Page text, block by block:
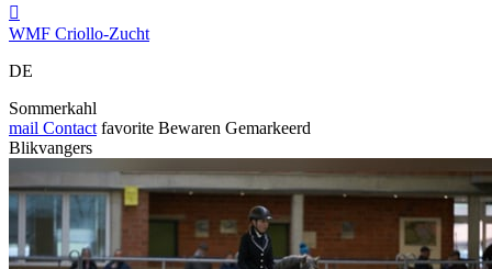

WMF Criollo-Zucht
DE
Sommerkahl
mail Contact favorite Bewaren Gemarkeerd
Blikvangers